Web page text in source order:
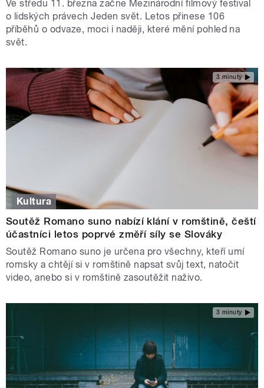
Ve středu 11. března začne Mezinárodní filmový festival
o lidských právech Jeden svět. Letos přinese 106
příběhů o odvaze, moci i naději, které mění pohled na
svět.
3 minuty
Kultura
Soutěž Romano suno nabízí klání v romštině, čeští
účastníci letos poprvé změří síly se Slováky
Soutěž Romano suno je určena pro všechny, kteří umí
romsky a chtějí si v romštině napsat svůj text, natočit
video, anebo si v romštině zasoutěžit naživo.
3 minuty